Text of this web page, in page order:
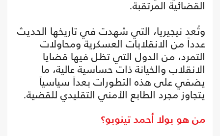
القضائية المرتقبة.
وتُعد نيجيريا، التي شهدت في تاريخها الحديث
عدداً من الانقلابات العسكرية ومحاولات
التمرد، من الدول التي تظل فيها قضايا
الانقلاب والخيانة ذات حساسية عالية، ما
يضفي على هذه التطورات بعداً سياسياً
يتجاوز مجرد الطابع الأمني التقليدي للقضية.
من هو بولا أحمد تينوبو؟